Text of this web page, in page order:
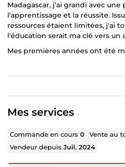
Madagascar, j'ai grandi avec
l'apprentissage et la réussite.
ressources étaient limitées, j'ai
l'éducation serait ma clé vers un
Mes premières années ont été
Après avoir obtenu mon diplôme
premiers pas dans le monde
qu’opérateur de saisie, puis un
Mes services
Commande en cours0 Vente au
Vendeur depuisJuil. 2024